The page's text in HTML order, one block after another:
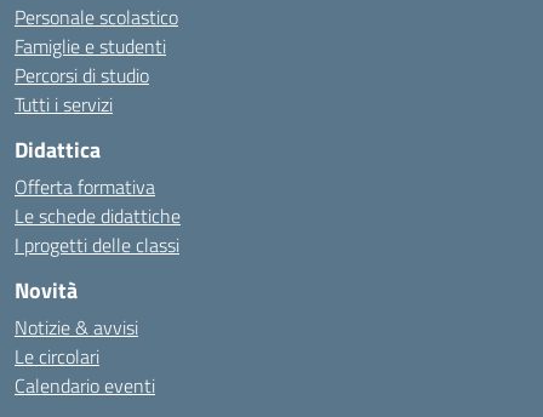
Personale scolastico
Famiglie e studenti
Percorsi di studio
Tutti i servizi
Didattica
Offerta formativa
Le schede didattiche
I progetti delle classi
Novità
Notizie & avvisi
Le circolari
Calendario eventi